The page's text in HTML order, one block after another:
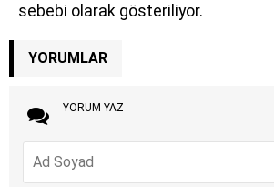
sebebi olarak gösteriliyor.
YORUMLAR
YORUM YAZ